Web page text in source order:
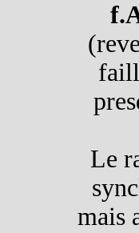
Le
mais